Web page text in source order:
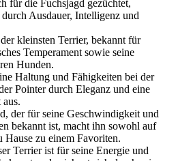
für die Fuchsjagd gezüchtet,
Ausdauer, Intelligenz und
kleinsten Terrier, bekannt für
Temperament sowie seine
Hunden.
Haltung und Fähigkeiten bei der
Pointer durch Eleganz und eine
der für seine Geschwindigkeit und
bekannt ist, macht ihn sowohl auf
Hause zu einem Favoriten.
Terrier ist für seine Energie und